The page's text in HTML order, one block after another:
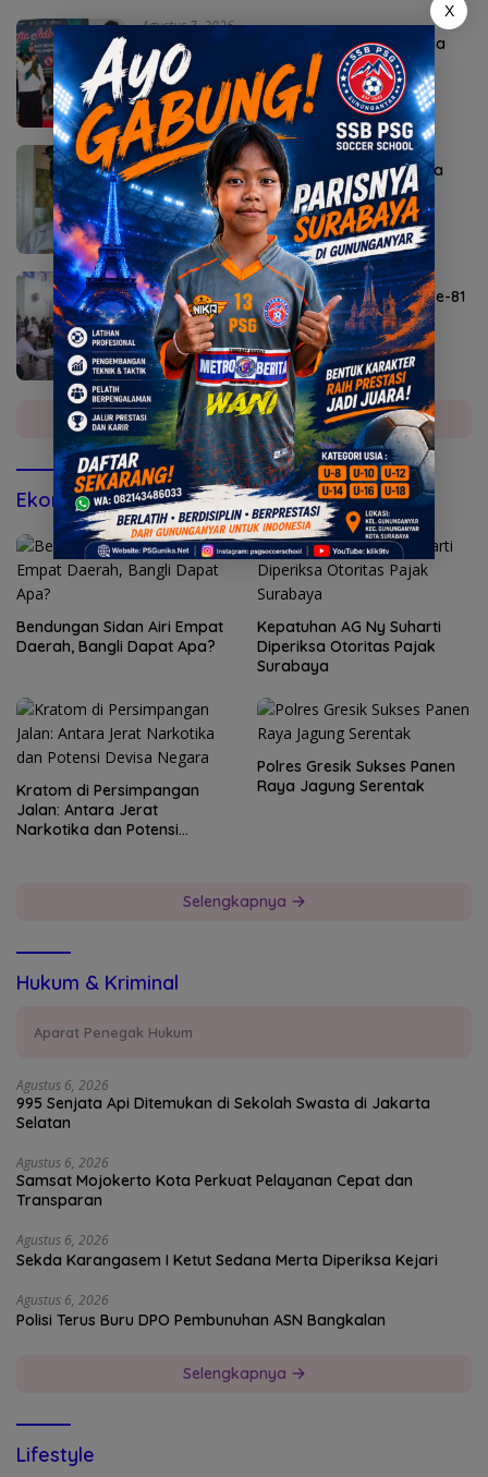
Agustus 7, 2026
Bunda Genre Mojokerto Ingatkan Remaja
Bahaya Rokok
Agustus 6, 2026
Sekda Karangasem I Ketut Sedana Merta
Diperiksa Kejari
Agustus 6, 2026
Lomba Agustusan Semarakkan HUT RI ke-81
di Mojokerto
Selengkapnya
Ekonomi & Bisnis
Bendungan Sidan Airi Empat
Daerah, Bangli Dapat Apa?
Kepatuhan AG Ny Suharti
Diperiksa Otoritas Pajak
Surabaya
Kratom di Persimpangan
Jalan: Antara Jerat
Narkotika dan Potensi
Polres Gresik Sukses Panen
Raya Jagung Serentak
Selengkapnya
Hukum & Kriminal
Aparat Penegak Hukum
Agustus 6, 2026
995 Senjata Api Ditemukan di Sekolah Swasta di Jakarta
Selatan
Agustus 6, 2026
Samsat Mojokerto Kota Perkuat Pelayanan Cepat dan
Transparan
Agustus 6, 2026
Sekda Karangasem I Ketut Sedana Merta Diperiksa Kejari
Agustus 6, 2026
Polisi Terus Buru DPO Pembunuhan ASN Bangkalan
Selengkapnya
Lifestyle
X